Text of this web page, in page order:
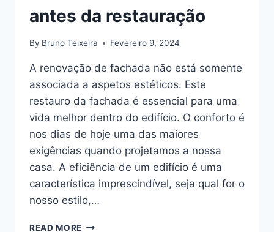
antes da restauração
By Bruno Teixeira Fevereiro 9, 2024
A renovação de fachada não está somente
associada a aspetos estéticos. Este
restauro da fachada é essencial para uma
vida melhor dentro do edifício. O conforto é
nos dias de hoje uma das maiores
exigências quando projetamos a nossa
casa. A eficiência de um edifício é uma
característica imprescindível, seja qual for o
nosso estilo,…
READ MORE